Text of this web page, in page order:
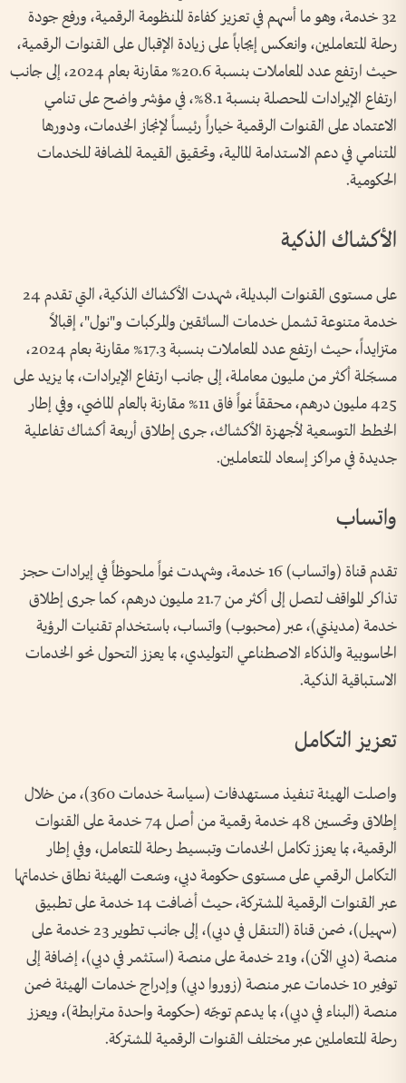
32 خدمة، وهو ما أسهم في تعزيز كفاءة المنظومة الرقمية، ورفع جودة
رحلة المتعاملين، وانعكس إيجاباً على زيادة الإقبال على القنوات الرقمية،
حيث ارتفع عدد المعاملات بنسبة 20.6% مقارنة بعام 2024، إلى جانب
ارتفاع الإيرادات المحصلة بنسبة 8.1%، في مؤشر واضح على تنامي
الاعتماد على القنوات الرقمية خياراً رئيساً لإنجاز الخدمات، ودورها
المتنامي في دعم الاستدامة المالية، وتحقيق القيمة المضافة للخدمات
الحكومية.
الأكشاك الذكية
على مستوى القنوات البديلة، شهدت الأكشاك الذكية، التي تقدم 24
خدمة متنوعة تشمل خدمات السائقين والمركبات و"نول"، إقبالاً
متزايداً، حيث ارتفع عدد المعاملات بنسبة 17.3% مقارنة بعام 2024،
مسجّلة أكثر من مليون معاملة، إلى جانب ارتفاع الإيرادات، بما يزيد على
425 مليون درهم، محققاً نمواً فاق 11% مقارنة بالعام الماضي، وفي إطار
الخطط التوسعية لأجهزة الأكشاك، جرى إطلاق أربعة أكشاك تفاعلية
جديدة في مراكز إسعاد المتعاملين.
واتساب
تقدم قناة (واتساب) 16 خدمة، وشهدت نمواً ملحوظاً في إيرادات حجز
تذاكر المواقف لتصل إلى أكثر من 21.7 مليون درهم، كما جرى إطلاق
خدمة (مدينتي)، عبر (محبوب) واتساب، باستخدام تقنيات الرؤية
الحاسوبية والذكاء الاصطناعي التوليدي، بما يعزز التحول نحو الخدمات
الاستباقية الذكية.
تعزيز التكامل
واصلت الهيئة تنفيذ مستهدفات (سياسة خدمات 360)، من خلال
إطلاق وتحسين 48 خدمة رقمية من أصل 74 خدمة على القنوات
الرقمية، بما يعزز تكامل الخدمات وتبسيط رحلة المتعامل، وفي إطار
التكامل الرقمي على مستوى حكومة دبي، وسّعت الهيئة نطاق خدماتها
عبر القنوات الرقمية المشتركة، حيث أضافت 14 خدمة على تطبيق
(سهيل)، ضمن قناة (التنقل في دبي)، إلى جانب تطوير 23 خدمة على
منصة (دبي الآن)، و21 خدمة على منصة (استثمر في دبي)، إضافة إلى
توفير 10 خدمات عبر منصة (زوروا دبي) وإدراج خدمات الهيئة ضمن
منصة (البناء في دبي)، بما يدعم توجّه (حكومة واحدة مترابطة)، ويعزز
رحلة المتعاملين عبر مختلف القنوات الرقمية المشتركة.